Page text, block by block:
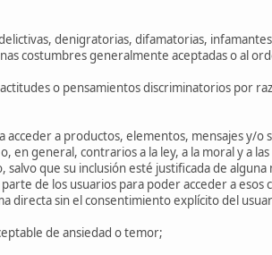
denigratorias, difamatorias,
costumbres generalmente aceptadas o al
o pensamientos discriminatorios por
a productos, elementos, mensajes y/o
en general, contrarios a la ley, a la moral y a
que su inclusión esté justificada de alguna
de los usuarios para poder acceder a esos
directa sin el consentimiento explícito del
de ansiedad o temor;